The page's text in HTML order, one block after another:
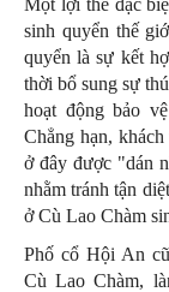
Một lợi thế đặc
sinh quyển thế
quyển là sự kết
thời bổ sung sự
hoạt động bảo
Chẳng hạn,
ở đây được "dán
nhằm tránh tận
ở Cù Lao Chàm
Phố cổ Hội An
Cù Lao Chàm,